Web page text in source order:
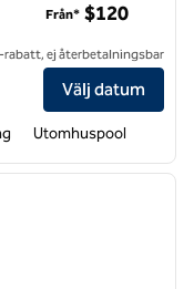
Från* $120
rabatt, ej återbetalningsbar
Välj datum
Utomhuspool
nästa